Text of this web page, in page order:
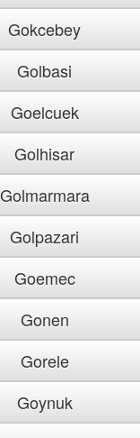
Gokcebey
Golbasi
Goelcuek
Golhisar
Golmarmara
Golpazari
Goemec
Gonen
Gorele
Goynuk